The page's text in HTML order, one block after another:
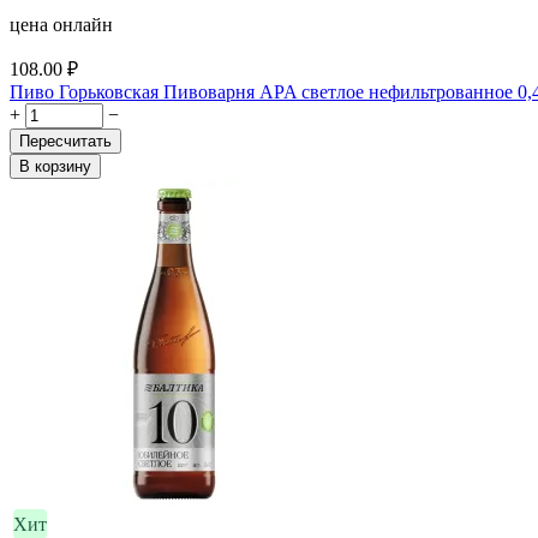
цена онлайн
108.00 ₽
Пиво Горьковская Пивоварня APA светлое нефильтрованное
+
−
Пересчитать
В корзину
Хит